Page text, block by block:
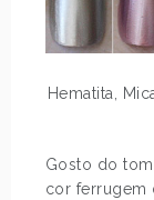
Hematita,
Gosto do
cor ferrugem